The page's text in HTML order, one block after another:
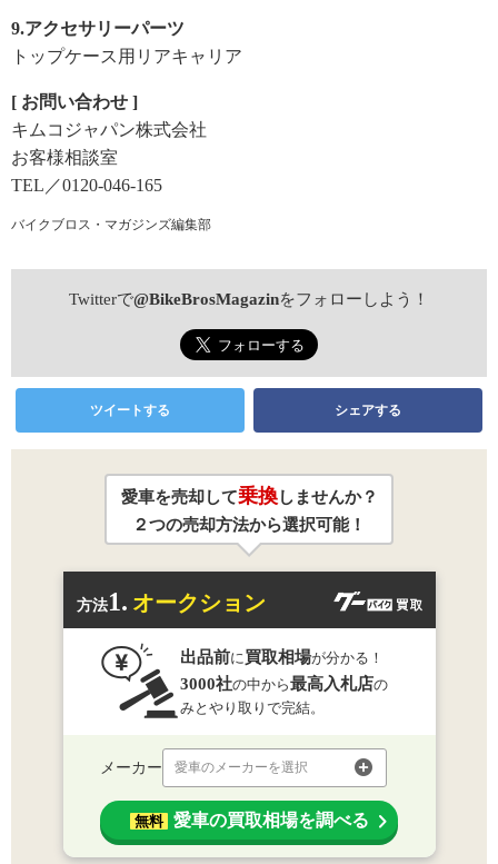
9.アクセサリーパーツ
トップケース用リアキャリア
[ お問い合わせ ]
キムコジャパン株式会社
お客様相談室
TEL／0120-046-165
バイクブロス・マガジンズ編集部
Twitterで@BikeBrosMagazinをフォローしよう！
ツイートする シェアする
愛車を売却して乗換しませんか？
２つの売却方法から選択可能！
方法1. オークション
出品前に買取相場が分かる！
3000社の中から最高入札店の
みとやり取りで完結。
メーカー 愛車のメーカーを選択
無料 愛車の買取相場を調べる